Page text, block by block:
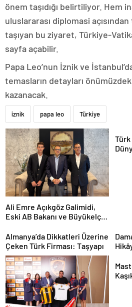
önem taşıdığı belirtiliyor. Hem
uluslararası diplomasi
taşıyan bu ziyaret, Türkiye-
sayfa açabilir.
Papa Leo’nun İznik ve
temasların detayları
kazanacak.
iznik papa leo Türkiye
Ali Emre Açıkgöz Galimidi,
Eski AB Bakanı ve Büyükelçi
Geldi
Almanya’da Dikkatleri Üzerine
Çeken Türk Firması: Taşyapı